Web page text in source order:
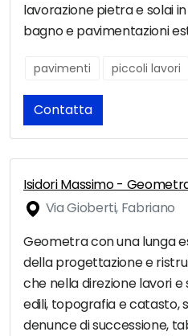
lavorazione pietra e solai
bagno e pavimentazioni
pavimenti piccoli lavori
Contatta
Isidori Massimo -
Via Gioberti, Fabriano
Geometra con una lunga
della progettazione e
che nella direzione lavori
edili, topografia e catasto,
denunce di successione,